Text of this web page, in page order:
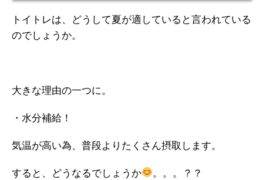
トイトレは、どうして夏が適していると言われている
のでしょうか。
大きな理由の一つに。
・水分補給！
気温が高い為、普段よりたくさん摂取します。
すると、どうなるでしょうか 。。。？？